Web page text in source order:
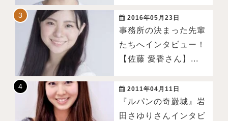
2016年05月23日
事務所の決まった先輩
たちへインタビュー！
【佐藤 愛香さん】...
2011年04月11日
『ルパンの奇巌城』岩
田さゆりさんインタビ